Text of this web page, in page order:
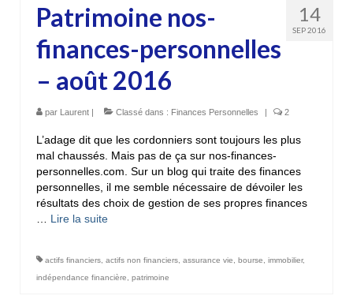
14
SEP 2016
Patrimoine nos-
finances-personnelles
– août 2016
par Laurent | Classé dans : Finances Personnelles | 2
L’adage dit que les cordonniers sont toujours les plus
mal chaussés. Mais pas de ça sur nos-finances-
personnelles.com. Sur un blog qui traite des finances
personnelles, il me semble nécessaire de dévoiler les
résultats des choix de gestion de ses propres finances
Lire la suite­­
actifs financiers actifs non financiers assurance vie bourse immobilier,
indépendance financière
patrimoine